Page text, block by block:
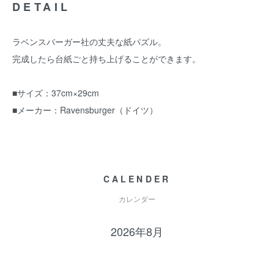
DETAIL
ラベンスバーガー社の丈夫な紙パズル。
完成したら台紙ごと持ち上げることができます。
■サイズ：37cm×29cm
■メーカー：Ravensburger（ドイツ）
CALENDER
カレンダー
2026年8月